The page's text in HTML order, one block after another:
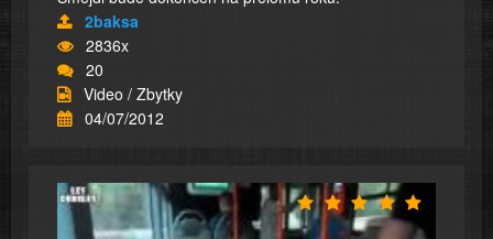
2baksa
2836x
20
Video / Zbytky
04/07/2012